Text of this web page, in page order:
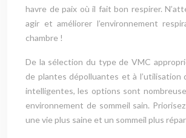
havre de paix où il fait bon respirer.
agir et améliorer l’environnement
chambre !
De la sélection du type de VMC
de plantes dépolluantes et à l’utilisation
intelligentes, les options sont
environnement de sommeil sain.
une vie plus saine et un sommeil plus